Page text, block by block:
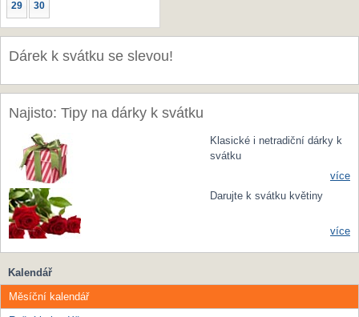
29 30
Dárek k svátku se slevou!
Najisto: Tipy na dárky k svátku
Klasické i netradiční dárky k
svátku
více
Darujte k svátku květiny
více
Kalendář
Měsíční kalendář